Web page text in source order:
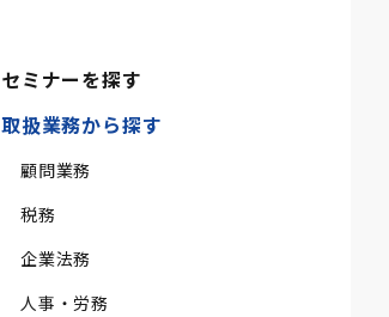
セミナーを探す
取扱業務から探す
顧問業務
税務
企業法務
人事・労務